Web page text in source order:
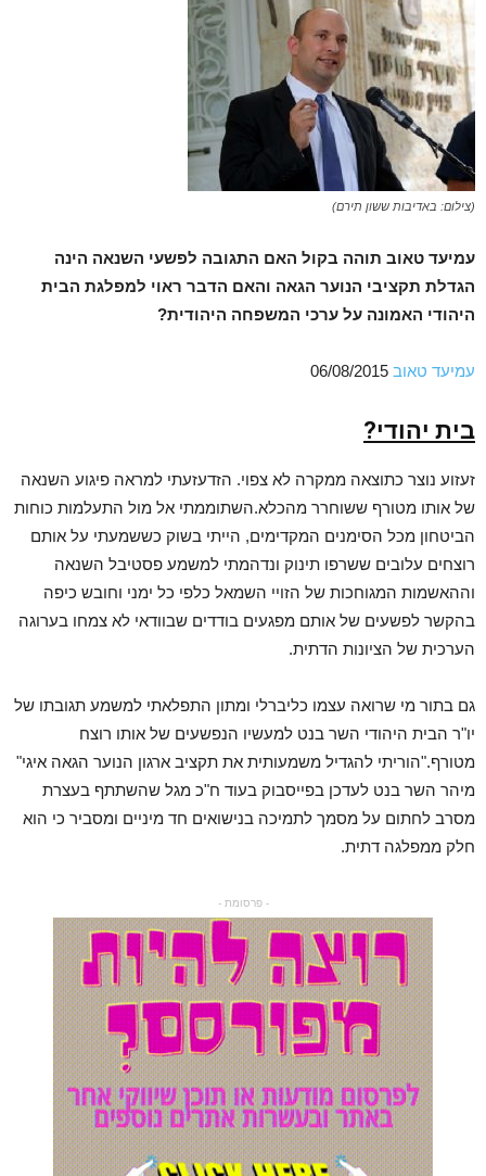
(צילום: באדיבות ששון תירם)
עמיעד טאוב תוהה בקול האם התגובה לפשעי השנאה הינה
הגדלת תקציבי הנוער הגאה והאם הדבר ראוי למפלגת הבית
היהודי האמונה על ערכי המשפחה היהודית?
עמיעד טאוב
בית יהודי?
זעזוע נוצר כתוצאה ממקרה לא צפוי. הזדעזעתי למראה פיגוע השנאה
של אותו מטורף ששוחרר מהכלא.השתוממתי אל מול התעלמות כוחות
הביטחון מכל הסימנים המקדימים, הייתי בשוק כששמעתי על אותם
רוצחים עלובים ששרפו תינוק ונדהמתי למשמע פסטיבל השנאה
וההאשמות המגוחכות של הזויי השמאל כלפי כל ימני וחובש כיפה
בהקשר לפשעים של אותם מפגעים בודדים שבוודאי לא צמחו בערוגה
הערכית של הציונות הדתית.
גם בתור מי שרואה עצמו כליברלי ומתון התפלאתי למשמע תגובתו של
יו"ר הבית היהודי השר בנט למעשיו הנפשעים של אותו רוצח
מטורף."הוריתי להגדיל משמעותית את תקציב ארגון הנוער הגאה איגי"
מיהר השר בנט לעדכן בפייסבוק בעוד ח"כ מגל שהשתתף בעצרת
מסרב לחתום על מסמך לתמיכה בנישואים חד מיניים ומסביר כי הוא
חלק ממפלגה דתית.
- פרסומת -